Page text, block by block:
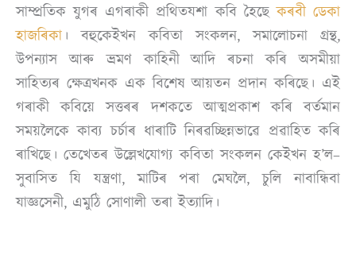
সাম্প্ৰতিক যুগৰ এগৰাকী প্ৰথিতযশা কবি হৈছেকৰবী ডেকা
হাজৰিকা। বহুকেইখন কবিতা সংকলন, সমালোচনা গ্ৰন্থ,
উপন্যাস আৰু ভ্ৰমণ কাহিনী আদি ৰচনা কৰি অসমীয়া
সাহিত্যৰ ক্ষেত্ৰখনক এক বিশেষ আয়তন প্ৰদান কৰিছে। এই
গৰাকী কবিয়ে সত্তৰৰ দশকতে আত্মপ্ৰকাশ কৰি বৰ্তমান
সময়লৈকে কাব্য চৰ্চাৰ ধাৰাটি নিৰৱচ্ছিন্নভাৱে প্ৰৱাহিত কৰি
ৰাখিছে। তেখেতৰ উল্লেখযোগ্য কবিতা সংকলন কেইখন হ’ল–
সুবাসিত যি যন্ত্ৰণা, মাটিৰ পৰা মেঘলৈ, চুলি নাবান্ধিবা
যাজ্ঞসেনী, এমুঠি সোণালী তৰা ইত্যাদি।